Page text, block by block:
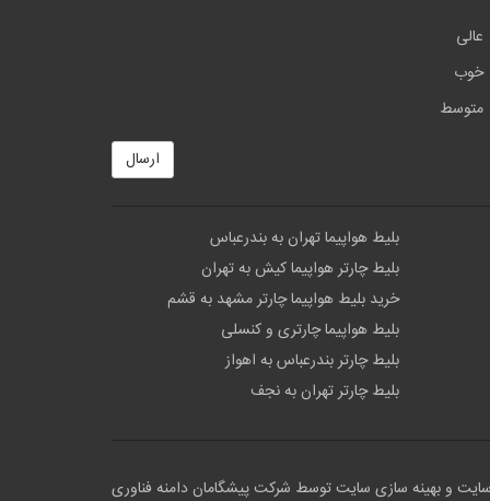
عالی
خوب
متوسط
ارسال
بلیط هواپیما تهران به بندرعباس
بلیط چارتر هواپیما کیش به تهران
خرید بلیط هواپیما چارتر مشهد به قشم
بلیط هواپیما چارتری و کنسلی
بلیط چارتر بندرعباس به اهواز
بلیط چارتر تهران به نجف
و بهینه سازی سایت توسط شرکت پیشگامان دامنه فناوری